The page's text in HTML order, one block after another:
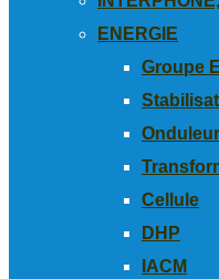
ENERGIE
Groupe
Onduleur
Cellule
DHP
IACM